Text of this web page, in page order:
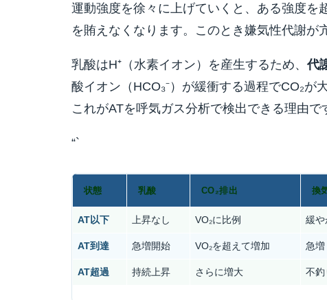
運動強度を徐々に上げていくと、ある強度を
を賄えなくなります。このとき嫌気性代謝が
乳酸はH⁺（水素イオン）を産生するため、代
酸イオン（HCO₃⁻）が緩衝する過程でCO₂が
これがATを呼気ガス分析で検出できる理由で
“`
状態 乳酸 CO₂排出 換
AT以下 上昇なし VO₂に比例 緩や
AT到達 急増開始 VO₂を超えて増加 急増
AT超過 持続上昇 さらに増大 不釣